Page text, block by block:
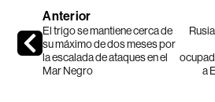
Anterior
El trigo se mantiene cerca de
su máximo de dos meses por
la escalada de ataques en el
Mar Negro
a